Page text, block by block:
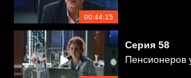
00:44:15
Серия 58
Пенсионеров